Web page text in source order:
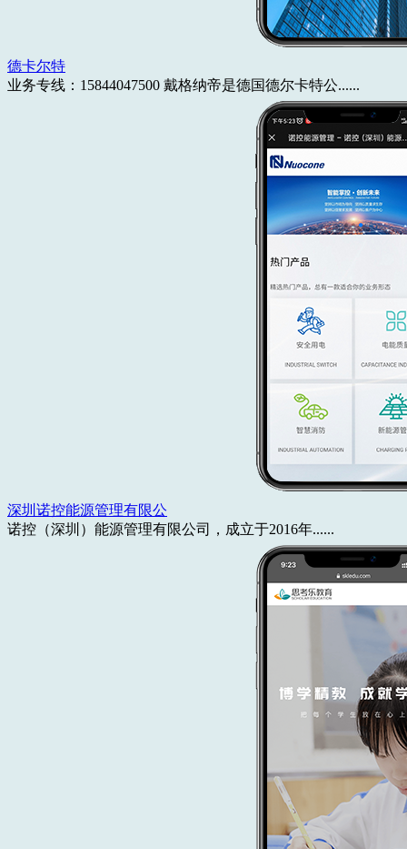
德卡尔特
业务专线：15844047500 戴格纳帝是德国德尔卡特公......
深圳诺控能源管理有限公
诺控（深圳）能源管理有限公司，成立于2016年......